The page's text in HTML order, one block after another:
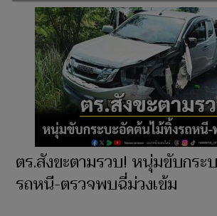
ตร.สังขะตามรวบ! หนุ่มขับกระ
รถหนี-ตรวจพบฉี่ม่วงเข้ม